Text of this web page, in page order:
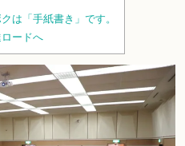
は「手紙書き」です。
ードへ